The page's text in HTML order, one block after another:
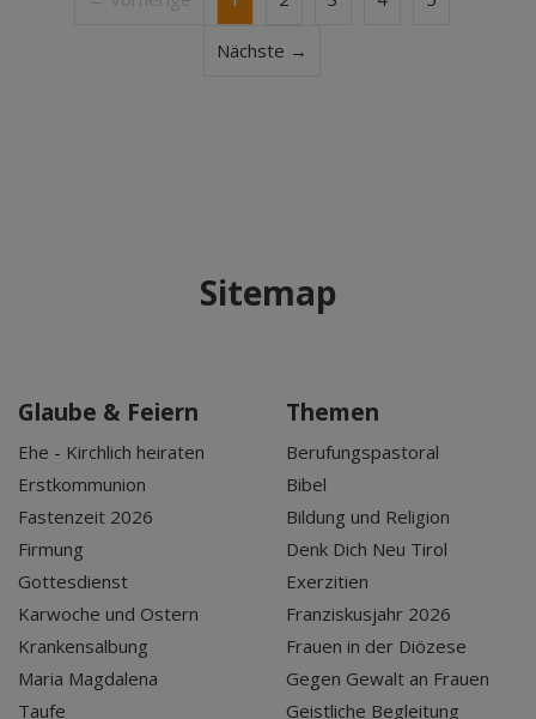
Nächste →
Sitemap
Glaube & Feiern
Ehe - Kirchlich heiraten
Erstkommunion
Fastenzeit 2026
Firmung
Gottesdienst
Karwoche und Ostern
Krankensalbung
Maria Magdalena
Taufe
Themen
Berufungspastoral
Bibel
Bildung und Religion
Denk Dich Neu Tirol
Exerzitien
Franziskusjahr 2026
Frauen in der Diözese
Gegen Gewalt an Frauen
Geistliche Begleitung